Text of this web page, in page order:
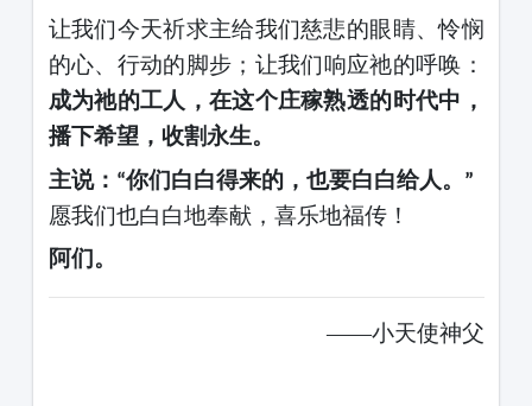
让我们今天祈求主给我们慈悲的眼睛、怜悯
的心、行动的脚步；让我们响应祂的呼唤：
成为祂的工人，在这个庄稼熟透的时代中，
播下希望，收割永生。
主说： “你们白白得来的，也要白白给人。 ”
愿我们也白白地奉献，喜乐地福传！
阿们。
——小天使神父